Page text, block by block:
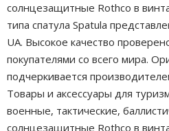
солнцезащитные Rothco в
типа спатула Spatula
UA. Высокое качество
покупателями со всего мира.
подчеркивается
Товары и аксессуары для
военные, тактические,
солнцезащитные Rothco в